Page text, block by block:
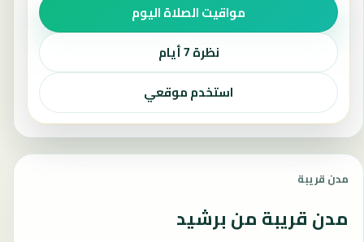
مواقيت الصلاة اليوم
نظرة 7 أيام
استخدم موقعي
مدن قريبة
مدن قريبة من برشيد